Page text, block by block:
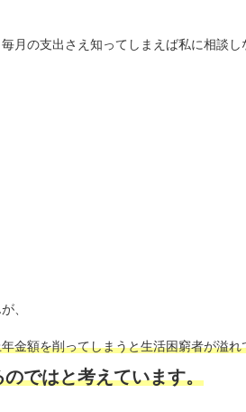
月の支出さえ知ってしまえば私に相談
、
金額を削ってしまうと生活困窮者が溢
ではと考えています。